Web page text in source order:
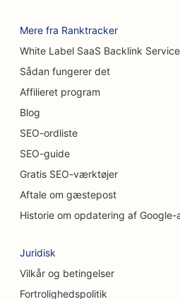
SEO for uformelle restauranter
SEO for kemiske peeling-
SEO til kattecaféer
SEO for kiropraktorer
SEO til rengøringsservice
SEO for kaffebarer
SEO for kosmetiske kirurger
Mere fra Ranktracker
White Label SaaS Backlink Service
Sådan fungerer det
Affilieret program
Blog
SEO-ordliste
SEO-guide
Gratis SEO-værktøjer
Aftale om gæstepost
Historie om opdatering af Google-
Juridisk
Vilkår og betingelser
Fortrolighedspolitik